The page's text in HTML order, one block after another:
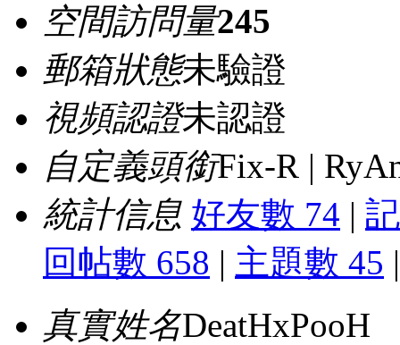
空間訪問量245
郵箱狀態未驗證
視頻認證未認證
自定義頭銜Fix-R |
統計信息 好友數 74 |
回帖數 658 | 主題數 45 |
真實姓名DeatHxPooH